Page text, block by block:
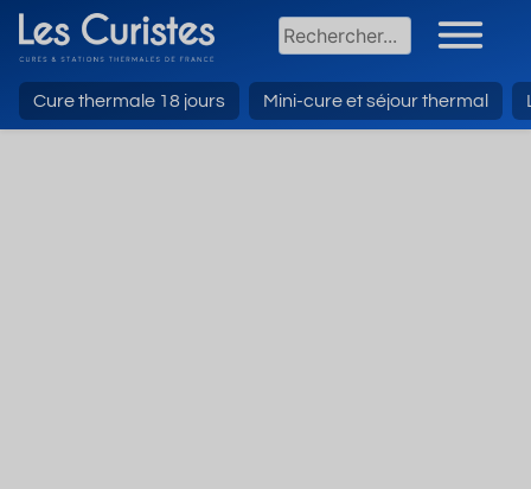
Cure thermale 18 jours Mini-cure et séjour thermal